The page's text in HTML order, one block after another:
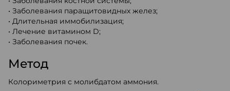
• Заболевания паращитовидных желез;
• Длительная иммобилизация;
• Лечение витамином D;
• Заболевания почек.
Метод
Колориметрия с молибдатом аммония.